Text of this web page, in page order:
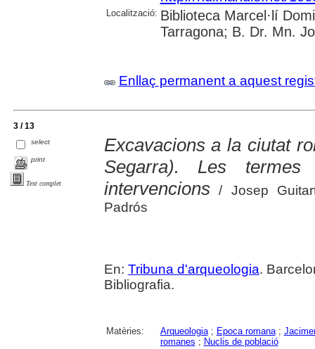
Localització: Biblioteca Marcel·lí
Tarragona; B. Dr. Mn.
Enllaç permanent a aquest
3 / 13
select
print
Text complet
Excavacions a la ciutat
Segarra). Les
intervencions/ Josep
Padrós
En: Tribuna d'arqueologia.
Bibliografia.
Matèries: Arqueologia; Epoca romana;
romanes ; Nuclis de població